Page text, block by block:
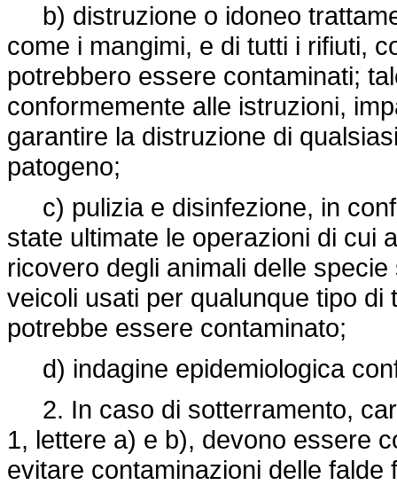
b) distruzione o idoneo
come i mangimi, e di tutti i rifiuti,
potrebbero essere contaminati;
conformemente alle istruzioni,
garantire la distruzione di
patogeno;
c) pulizia e disinfezione, in
state ultimate le operazioni di cui
ricovero degli animali delle
veicoli usati per qualunque tipo
potrebbe essere contaminato;
d) indagine epidemiologica
2. In caso di sotterramento,
1, lettere a) e b), devono essere
evitare contaminazioni delle